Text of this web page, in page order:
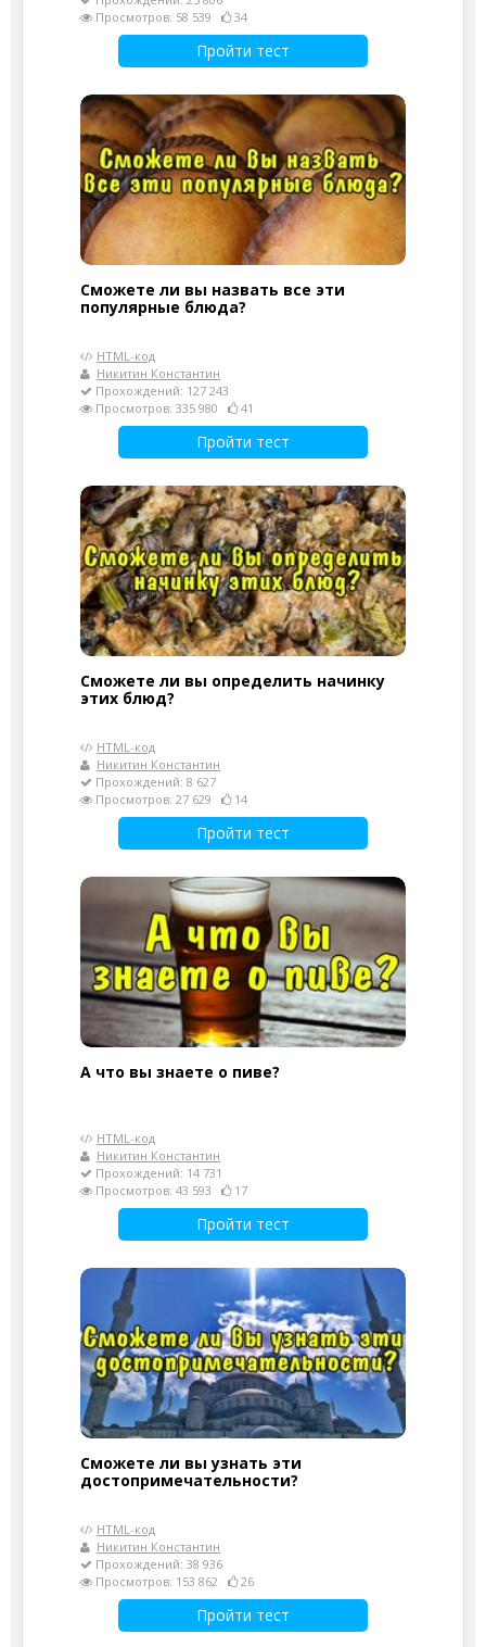
Просмотров: 58 539
34
Пройти тест
Сможете ли вы назвать все эти
популярные блюда?
HTML-код
Никитин Константин
Прохождений: 127 243
Просмотров: 335 980
41
Пройти тест
Сможете ли вы определить начинку
этих блюд?
HTML-код
Никитин Константин
Прохождений: 8 627
Просмотров: 27 629
14
Пройти тест
А что вы знаете о пиве?
HTML-код
Никитин Константин
Прохождений: 14 731
Просмотров: 43 593
17
Пройти тест
Сможете ли вы узнать эти
достопримечательности?
HTML-код
Никитин Константин
Прохождений: 38 936
Просмотров: 153 862
26
Пройти тест